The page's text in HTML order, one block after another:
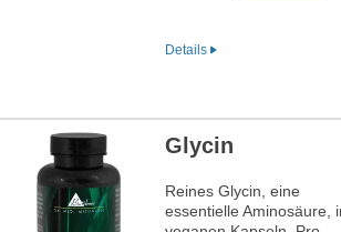
Muskelaufbau. Perfekt
künstliche Zusätze und in
Mehr Informationen
Creatine Pro Level
Details
Glycin
Reines Glycin, eine
essentielle Aminosäure,